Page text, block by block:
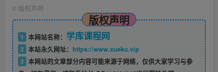
© 版权声明
版权声明
1 本网站名称： 学库课程网
2 本站永久网址： https://www.xueku.vip
3 本网站的文章部分内容可能来源于网络，仅供大家学习与参